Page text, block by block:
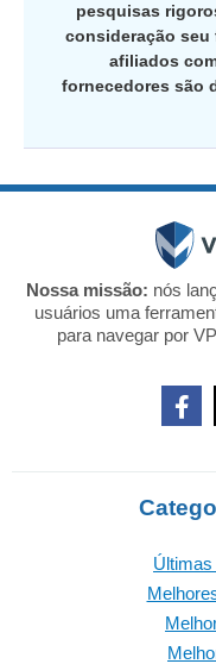
pesquisas
consideração seu
afiliados
fornecedores são
Nossa missão: nós
usuários uma
para navegar por